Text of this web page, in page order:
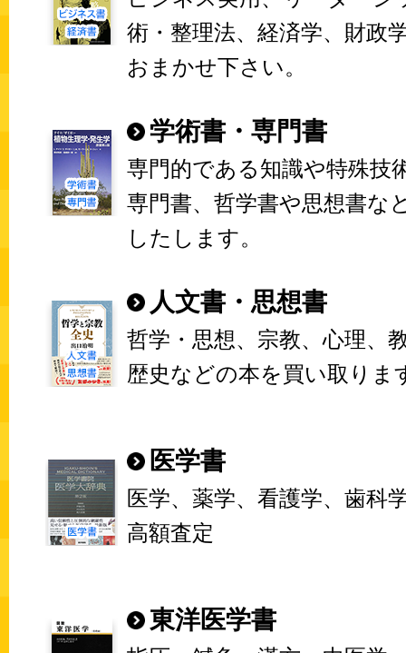
術・整理法、経済学、財政
おまかせ下さい。
学術書・専門書
専門的である知識や特殊技
専門書、哲学書や思想書な
したします。
人文書・思想書
哲学・思想、宗教、心理、
歴史などの本を買い取りま
医学書
医学、薬学、看護学、歯科
高額査定
東洋医学書